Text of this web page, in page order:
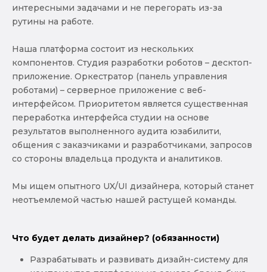
интересными задачами и не перегорать из-за
рутины на работе.
Наша платформа состоит из нескольких
компонентов. Студия разработки роботов – десктоп-
приложение. Оркестратор (панель управления
роботами) – серверное приложение с веб-
интерфейсом. Приоритетом является существенная
переработка интерфейса студии на основе
результатов выполненного аудита юзабилити,
общения с заказчиками и разработчиками, запросов
со стороны владельца продукта и аналитиков.
Мы ищем опытного UX/UI дизайнера, который станет
неотъемлемой частью нашей растущей команды.
Что будет делать дизайнер? (обязанности)
Разрабатывать и развивать дизайн-систему для